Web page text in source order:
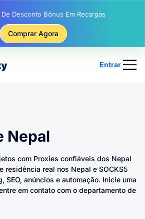
Em Compras Estáticas De IP
Em Compras Rotativas De IP
Comprar Agora
Entrar
Nepal
com Proxies confiáveis ​​dos Nepal
residência real nos Nepal e SOCKS5
SEO, anúncios e automação. Inicie uma
em contato com o departamento de